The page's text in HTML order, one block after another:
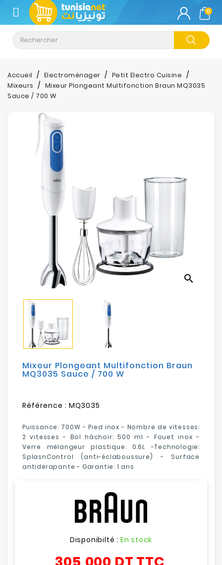
CATÉGORIE
Climatisation
Informatique
Téléphonie
Tablette
Impression
Bureautique
Sécurité
Mobilités
Loisirs
0
Accueil Electroménager
Petit Electro Cuisine
Mixeurs
Mixeur Plongeant Multifonction Braun MQ3035
Sauce / 700 W
search
Mixeur Plongeant Multifonction Braun
MQ3035 Sauce / 700 W
Référence : MQ3035
Puissance: 700W - Pied inox - Nombre de vitesses:
2 vitesses - Bol hâchoir: 500 ml - Fouet inox -
Verre mélangeur plastique: 0.6L -Technologie:
SplasnControl (anti-éclaboussure) - Surface
antidérapante - Garantie: 1 ans
Disponibilté : En stock